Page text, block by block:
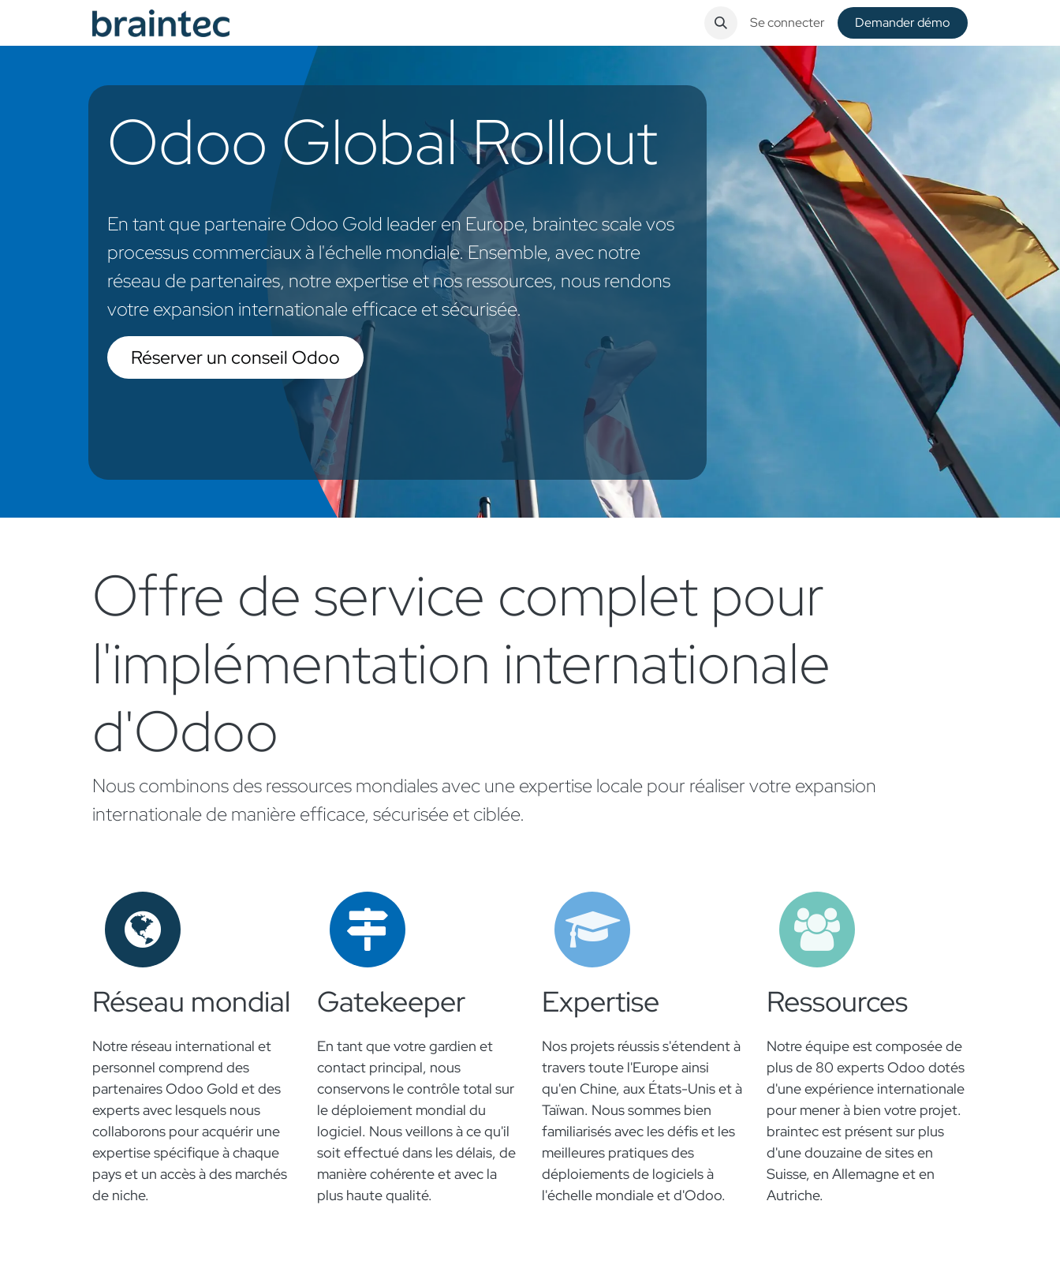
Se rendre au contenu
Se connecter De​​mander démo
Odoo Global Rollout
En tant que partenaire Odoo Gold leader en Europe, braintec scale vos
processus commerciaux à l'échelle mondiale. Ensemble, avec notre
réseau de partenaires, notre expertise et nos ressources, nous rendons
votre expansion internationale efficace et sécurisée.
Réserver un conseil Odoo
Offre de service complet pour
l'implémentation internationale
d'Odoo
Nous combinons des ressources mondiales avec une expertise locale pour réaliser votre expansion
internationale de manière efficace, sécurisée et ciblée.
Réseau mondial
Notre réseau international et
personnel comprend des
partenaires Odoo Gold et des
experts avec lesquels nous
collaborons pour acquérir une
expertise spécifique à chaque
pays et un accès à des marchés
de niche.
Gatekeeper
En tant que votre gardien et
contact principal, nous
conservons le contrôle total sur
le déploiement mondial du
logiciel. Nous veillons à ce qu'il
soit effectué dans les délais, de
manière cohérente et avec la
plus haute qualité.
Expertise
Nos projets réussis s'étendent à
travers toute l'Europe ainsi
qu'en Chine, aux États-Unis et à
Taïwan. Nous sommes bien
familiarisés avec les défis et les
meilleures pratiques des
déploiements de logiciels à
l'échelle mondiale et d'Odoo.
Ressources
Notre équipe est composée de
plus de 80 experts Odoo dotés
d'une expérience internationale
pour mener à bien votre projet.
braintec est présent sur plus
d'une douzaine de sites en
Suisse, en Allemagne et en
Autriche.